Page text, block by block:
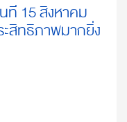
ที่ 15 สิงหาคม
สิทธิภาพมากยิ่ง